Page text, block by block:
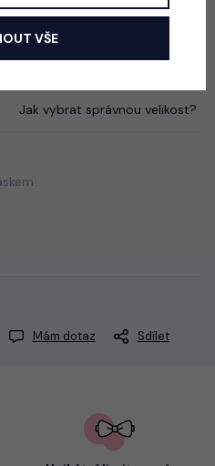
Jak vybrat správnou velikost?
Mám dotaz Sdílet
VŠE